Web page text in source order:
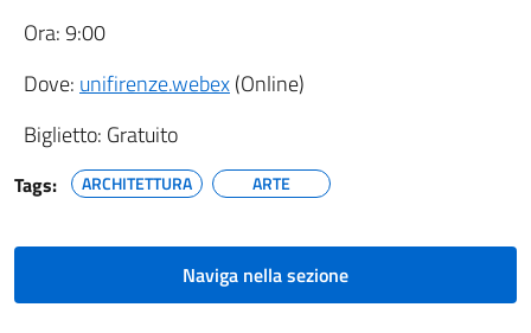
Ora: 9:00
Dove: unifirenze.webex(Online)
Biglietto: Gratuito
Tags: ARCHITETTURA ARTE
Naviga nella sezione